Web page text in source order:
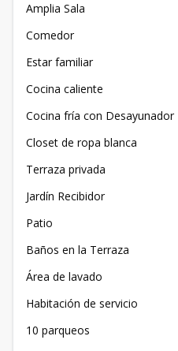
Amplia Sala
Comedor
Estar familiar
Cocina caliente
Cocina fría con Desayunador
Closet de ropa blanca
Terraza privada
Jardín Recibidor
Patio
Baños en la Terraza
Área de lavado
Habitación de servicio
10 parqueos